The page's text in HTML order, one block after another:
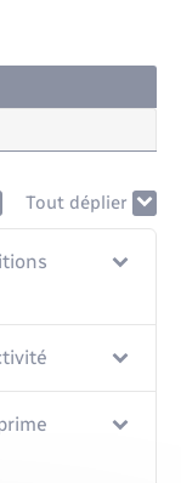
Tout déplier